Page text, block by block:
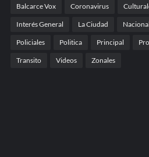
Balcarce Vox Coronavirus
Interés General La Ciudad
Policiales Politica Principal
Transito Videos Zonales